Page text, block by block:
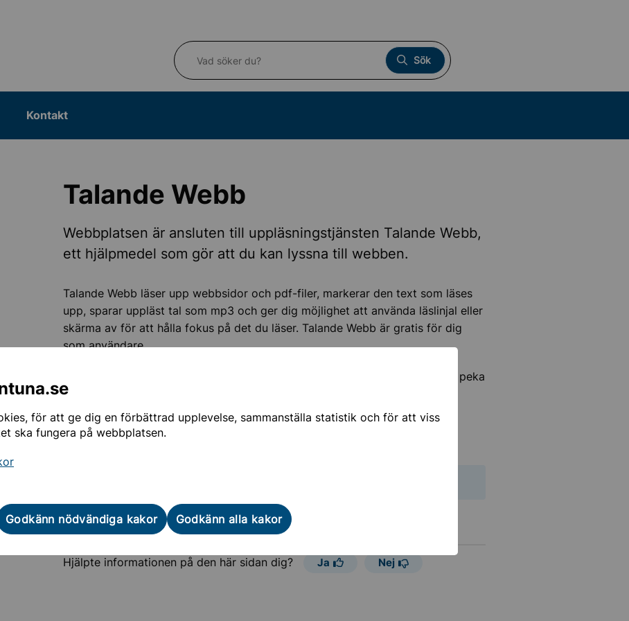
för att ge dig en förbättrad upplevelse, sammanställa statistik och för att viss
ska fungera på webbplatsen.
Godkänn nödvändiga kakor Godkänn alla kakor
Vad söker du?
Sök
Kontakt
Talande Webb
Webbplatsen är ansluten till uppläsningstjänsten Talande Webb,
ett hjälpmedel som gör att du kan lyssna till webben.
Talande Webb läser upp webbsidor och pdf-filer, markerar den text som läses
upp, sparar uppläst tal som mp3 och ger dig möjlighet att använda läslinjal eller
skärma av för att hålla fokus på det du läser. Talande Webb är gratis för dig
som användare.
Om du klickar på länken nedan öppnas ett verktygsfält som gör att du kan peka
och få menyer och innehåll uppläst samtidigt som du får en visuell
återkoppling.
Du måste acceptera cookies och ev ladda om sidan.
Sidan uppdaterades 13 november 2019
Hjälpte informationen på den här sidan dig? Ja Nej